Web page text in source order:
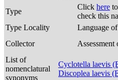
Type
Click here
check this
Type Locality
Language
Collector
List of
nomenclatural
synonyms
Cyclotella laevis
Discoplea laevis